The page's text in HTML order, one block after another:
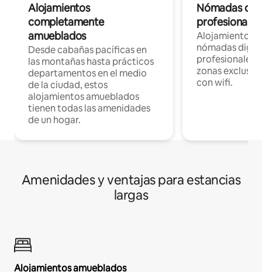
Alojamientos
completamente
amueblados
Desde cabañas pacíficas en
las montañas hasta prácticos
departamentos en el medio
de la ciudad, estos
alojamientos amueblados
tienen todas las amenidades
de un hogar.
Nómadas
Alojamientos
nómadas
profesionales
zonas
con wifi.
Amenidades y ventajas para estancias
largas
Alojamientos amueblados